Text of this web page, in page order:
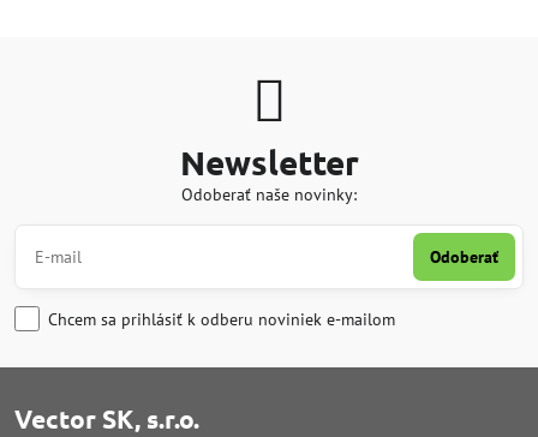
Newsletter
Odoberať naše novinky:
Odoberať
Chcem sa prihlásiť k odberu noviniek e-mailom
Vector SK, s.r.o.